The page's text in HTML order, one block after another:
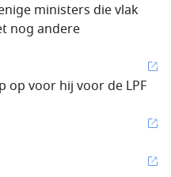
ministers die vlak
nog andere
op voor hij voor de LPF